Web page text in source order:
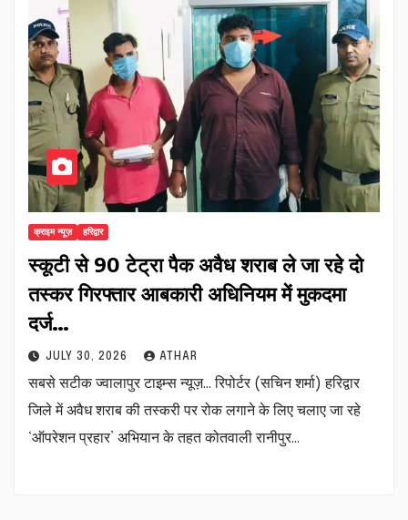
क्राइम न्यूज़ हरिद्वार
स्कूटी से 90 टेट्रा पैक अवैध शराब ले जा रहे दो
तस्कर गिरफ्तार आबकारी अधिनियम में मुकदमा
दर्ज…
JULY 30, 2026 ATHAR
सबसे सटीक ज्वालापुर टाइम्स न्यूज़… रिपोर्टर (सचिन शर्मा) हरिद्वार
जिले में अवैध शराब की तस्करी पर रोक लगाने के लिए चलाए जा रहे
‘ऑपरेशन प्रहार’ अभियान के तहत कोतवाली रानीपुर…